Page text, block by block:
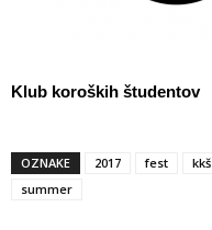
Klub koroških študentov
OZNAKE 2017 fest kkš
summer